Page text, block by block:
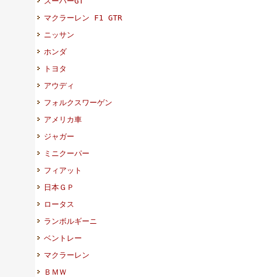
マクラーレン F1 GTR
ニッサン
ホンダ
トヨタ
アウディ
フォルクスワーゲン
アメリカ車
ジャガー
ミニクーパー
フィアット
日本ＧＰ
ロータス
ランボルギーニ
ベントレー
マクラーレン
ＢＭＷ